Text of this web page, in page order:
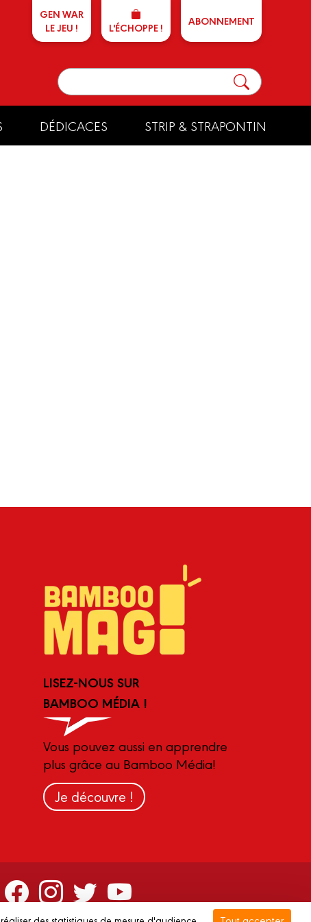
GEN WAR
LE JEU !
L'ÉCHOPPE ! ABONNEMENT
DÉDICACES STRIP & STRAPONTIN
LISEZ-NOUS SUR
BAMBOO MÉDIA !
Vous pouvez aussi en apprendre
plus grâce au Bamboo Média!
Je découvre !